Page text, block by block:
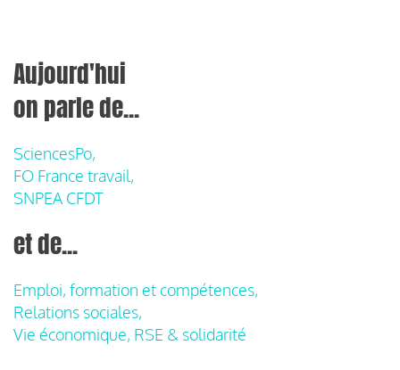
Aujourd'hui
on parle de...
SciencesPo,
FO France travail,
SNPEA CFDT
et de...
Emploi, formation et compétences,
Relations sociales,
Vie économique, RSE & solidarité